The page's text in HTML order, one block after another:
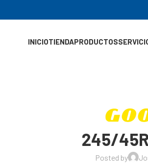
INICIOTIENDAPRODUCTOS
245/
Posted by